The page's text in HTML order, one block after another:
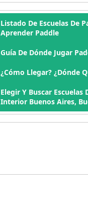
Listado De Escuelas De
Aprender Paddle
Guía De Dónde Jugar
¿Cómo Llegar? ¿Dónde
Elegir Y Buscar Escuelas
Interior Buenos Aires,